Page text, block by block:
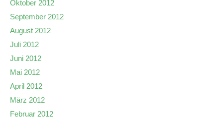
Oktober 2012
September 2012
August 2012
Juli 2012
Juni 2012
Mai 2012
April 2012
März 2012
Februar 2012